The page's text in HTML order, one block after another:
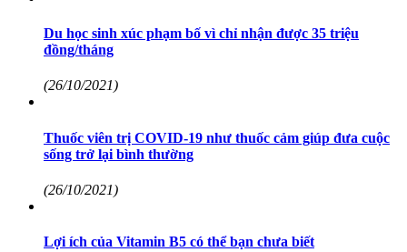
Du học sinh xúc phạm bố vì chỉ nhận được 35 triệu
đồng/tháng
(26/10/2021)
Thuốc viên trị COVID-19 như thuốc cảm giúp đưa cuộc
sống trở lại bình thường
(26/10/2021)
Lợi ích của Vitamin B5 có thể bạn chưa biết